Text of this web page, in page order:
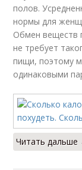
полов.
нормы для
Обмен веществ
не требует
пищи, поэтому
одинаковыми
Читать дальше